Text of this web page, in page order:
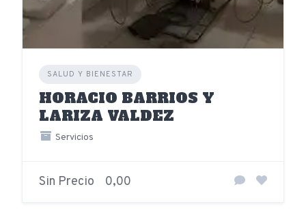
SALUD Y BIENESTAR
HORACIO BARRIOS Y
LARIZA VALDEZ
Servicios
Sin Precio 0,00